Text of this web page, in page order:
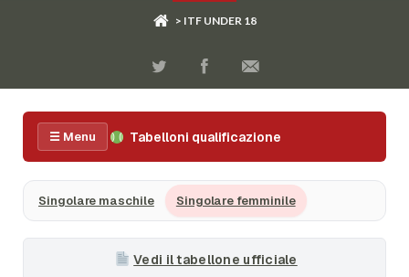
> ITF UNDER 18
☰ Menu Tabelloni qualificazione
Singolare maschile Singolare femminile
Vedi il tabellone ufficiale